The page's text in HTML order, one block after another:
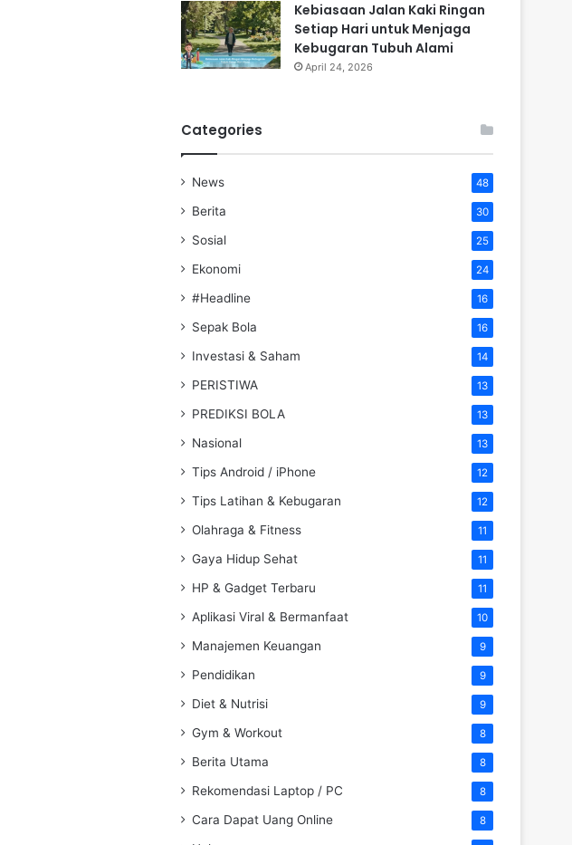
Kebiasaan Jalan Kaki Ringan
Setiap Hari untuk Menjaga
Kebugaran Tubuh Alami
April 24, 2026
Categories
News 48
Berita 30
Sosial 25
Ekonomi 24
#Headline 16
Sepak Bola 16
Investasi & Saham 14
PERISTIWA 13
PREDIKSI BOLA 13
Nasional 13
Tips Android / iPhone 12
Tips Latihan & Kebugaran 12
Olahraga & Fitness 11
Gaya Hidup Sehat 11
HP & Gadget Terbaru 11
Aplikasi Viral & Bermanfaat 10
Manajemen Keuangan 9
Pendidikan 9
Diet & Nutrisi 9
Gym & Workout 8
Berita Utama 8
Rekomendasi Laptop / PC 8
Cara Dapat Uang Online 8